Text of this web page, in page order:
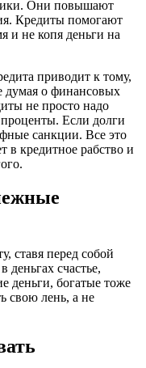
Они повышают
Кредиты помогают
и не копя деньги на
приводит к тому,
думая о финансовых
не просто надо
Если долги
санкции. Все это
в кредитное рабство и
ставя перед собой
деньгах счастье,
деньги, богатые тоже
свою лень, а не